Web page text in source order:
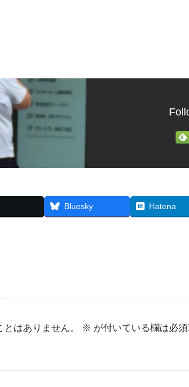
Bluesky Hatena
はありません。 ※ が付いている欄は必